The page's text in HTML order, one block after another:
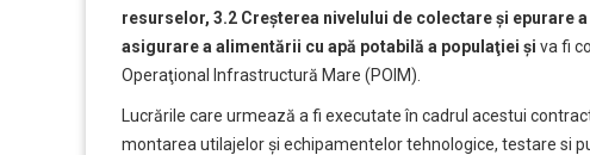
resurselor, 3.2 Creşterea nivelului de colectare şi epurare
asigurare a alimentării cu apă potabilă a populaţiei și va fi
Operaţional Infrastructură Mare (POIM).
Lucrările care urmează a fi executate în cadrul acestui
montarea utilajelor și echipamentelor tehnologice, testare si